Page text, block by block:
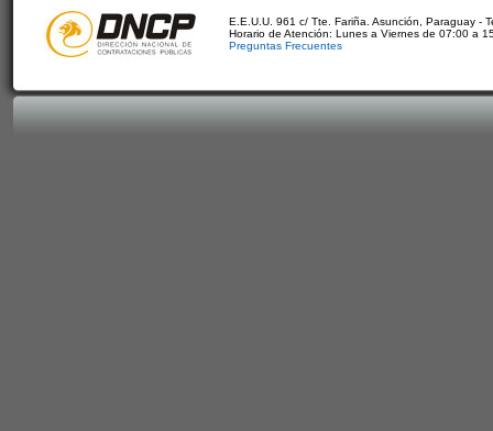
E.E.U.U. 961 c/ Tte. Fariña. Asunción, Paraguay -
Horario de Atención: Lunes a Viernes de 07:00 a
Preguntas Frecuentes